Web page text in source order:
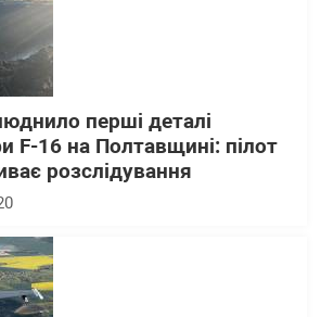
перші деталі
F-16 на Полтавщині: пілот
розслідування